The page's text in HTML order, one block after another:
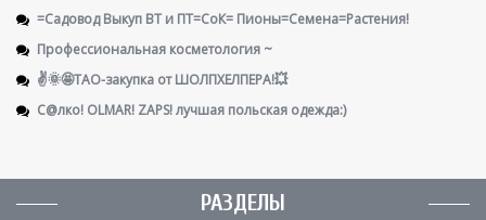
=Садовод Выкуп ВТ и ПТ=СоК= Пионы=Семена=Растения!
Профессиональная косметология ~
✌️🌞🤩ТАО-закупка от ШОЛПХЕЛПЕРА!💥
С@лко! OLMAR! ZAPS! лучшая польская одежда:)
РАЗДЕЛЫ